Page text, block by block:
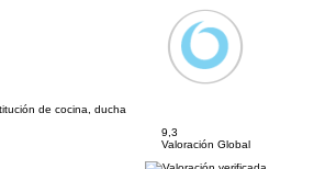
de cocina, ducha
9,3
Valoración Global